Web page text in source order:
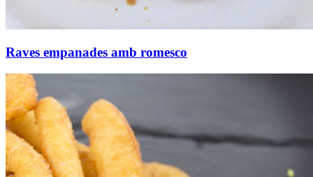
Raves empanades amb romesco